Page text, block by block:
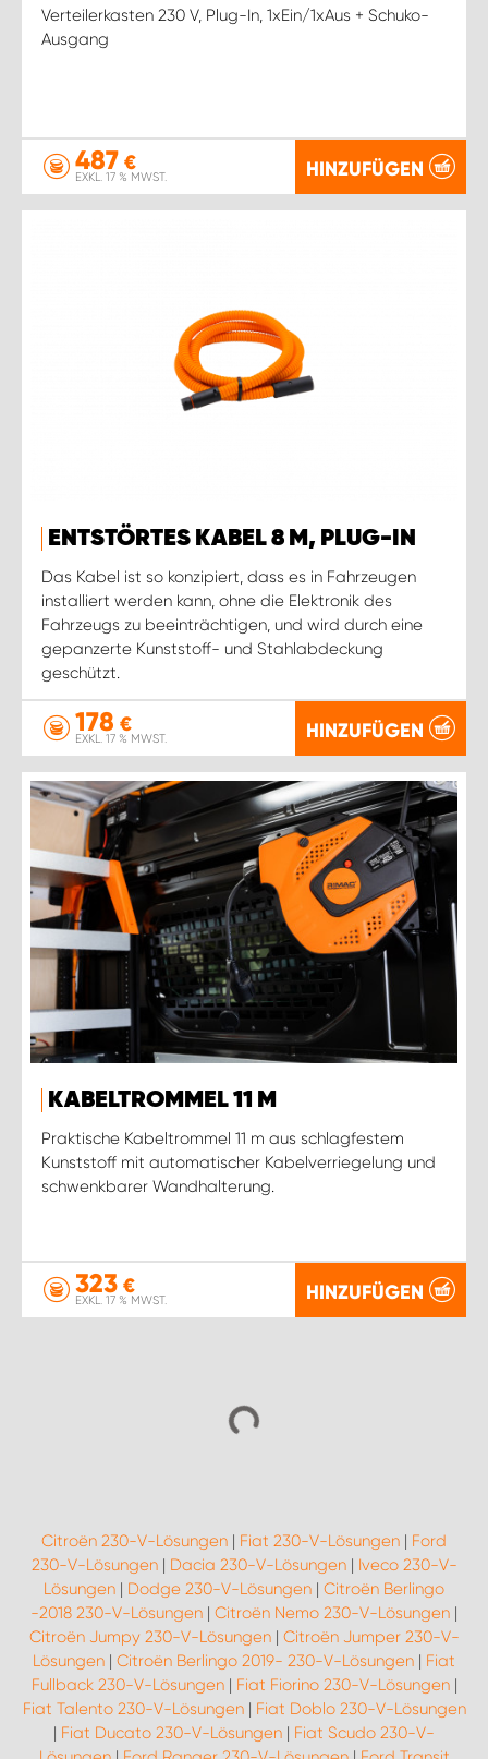
Verteilerkasten 230 V, Plug-In, 1xEin/1xAus + Schuko-
Ausgang
487 €
EXKL. 17 % MWST. HINZUFÜGEN
ENTSTÖRTES KABEL 8 M, PLUG-IN
Das Kabel ist so konzipiert, dass es in Fahrzeugen
installiert werden kann, ohne die Elektronik des
Fahrzeugs zu beeinträchtigen, und wird durch eine
gepanzerte Kunststoff- und Stahlabdeckung
geschützt.
178 €
EXKL. 17 % MWST. HINZUFÜGEN
KABELTROMMEL 11 M
Praktische Kabeltrommel 11 m aus schlagfestem
Kunststoff mit automatischer Kabelverriegelung und
schwenkbarer Wandhalterung.
323 €
EXKL. 17 % MWST. HINZUFÜGEN
Citroën 230-V-Lösungen | Fiat 230-V-Lösungen | Ford
230-V-Lösungen| Dacia 230-V-Lösungen| Iveco 230-V-
Lösungen | Dodge 230-V-Lösungen | Citroën Berlingo
-2018 230-V-Lösungen | Citroën Nemo 230-V-Lösungen |
Citroën Jumpy 230-V-Lösungen| Citroën Jumper 230-V-
Lösungen | Citroën Berlingo 2019- 230-V-Lösungen | Fiat
Fullback 230-V-Lösungen| Fiat Fiorino 230-V-Lösungen|
Fiat Talento 230-V-Lösungen| Fiat Doblo 230-V-Lösungen
| Fiat Ducato 230-V-Lösungen | Fiat Scudo 230-V-